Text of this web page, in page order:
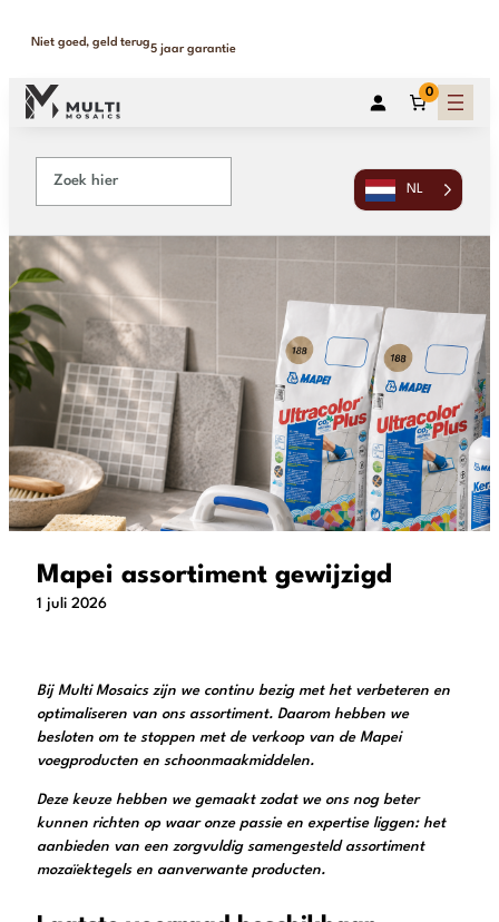
Niet goed, geld terug
5 jaar garantie
0
NL
Mapei assortiment gewijzigd
1 juli 2026
Bij Multi Mosaics zijn we continu bezig met het verbeteren en
optimaliseren van ons assortiment. Daarom hebben we
besloten om te stoppen met de verkoop van de Mapei
voegproducten en schoonmaakmiddelen.
Deze keuze hebben we gemaakt zodat we ons nog beter
kunnen richten op waar onze passie en expertise liggen: het
aanbieden van een zorgvuldig samengesteld assortiment
mozaïektegels en aanverwante producten.